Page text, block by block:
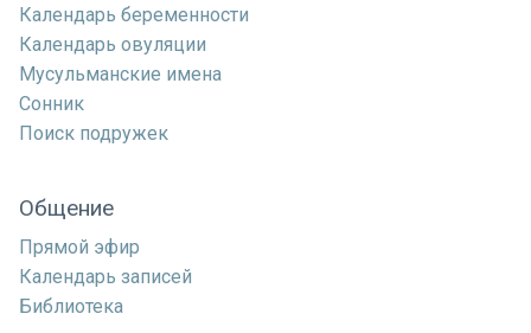
Календарь беременности
Календарь овуляции
Мусульманские имена
Сонник
Поиск подружек
Общение
Прямой эфир
Календарь записей
Библиотека